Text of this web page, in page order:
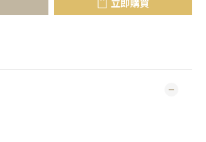
立即購買